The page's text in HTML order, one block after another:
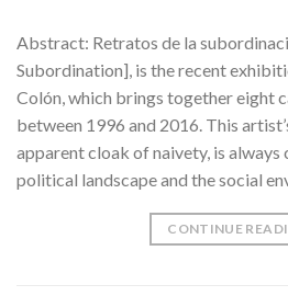
Abstract: Retratos de la
Subordination], is the recent
Colón, which brings together eight
between 1996 and 2016. This
apparent cloak of naivety, is
political landscape and the social
CONTINUE